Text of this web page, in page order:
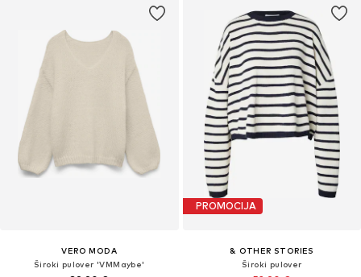
VERO MODA
Široki pulover 'VMMaybe'
PROMOCIJA
& OTHER STORIES
Široki pulover